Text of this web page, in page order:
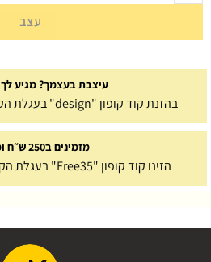
עצב
עיצבת בעצמך? מגיע לך 10% הנחה
בהזנת קוד קופון "design" בעגלת הקניות מקבלים 10% הנחה
מזמינים ב250 ש״ח ומעלה?
הזינו קוד קופון "Free35" בעגלת הקניות וקבלו משלוח חינם